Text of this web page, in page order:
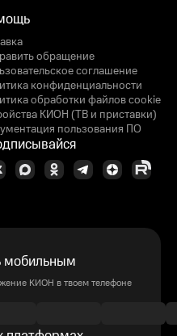
обращение
соглашение
конфиденциальности
обработки файлов cookie
КИОН (ТВ и приставки)
пользования ПО
мобильным
КИОН в твоем телефоне